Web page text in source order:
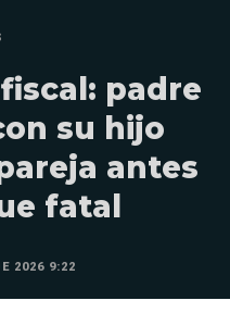
padre
su hijo
antes
fatal
2026 9:22